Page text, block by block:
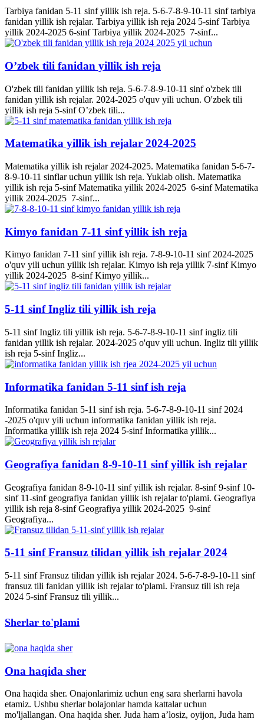
Tarbiya fanidan 5-11 sinf yillik ish reja. 5-6-7-8-9-10-11 sinf tarbiya
fanidan yillik ish rejalar. Tarbiya yillik ish reja 2024 5-sinf Tarbiya
yillik 2024-2025 6-sinf Tarbiya yillik 2024-2025 7-sinf...
O’zbek tili fanidan yillik ish reja
O'zbek tili fanidan yillik ish reja. 5-6-7-8-9-10-11 sinf o'zbek tili
fanidan yillik ish rejalar. 2024-2025 o'quv yili uchun. O'zbek tili
yillik ish reja 5-sinf O’zbek tili...
Matematika yillik ish rejalar 2024-2025
Matematika yillik ish rejalar 2024-2025. Matematika fanidan 5-6-7-
8-9-10-11 sinflar uchun yillik ish reja. Yuklab olish. Matematika
yillik ish reja 5-sinf Matematika yillik 2024-2025 6-sinf Matematika
yillik 2024-2025 7-sinf...
Kimyo fanidan 7-11 sinf yillik ish reja
Kimyo fanidan 7-11 sinf yillik ish reja. 7-8-9-10-11 sinf 2024-2025
o'quv yili uchun yillik ish rejalar. Kimyo ish reja yillik 7-sinf Kimyo
yillik 2024-2025 8-sinf Kimyo yillik...
5-11 sinf Ingliz tili yillik ish reja
5-11 sinf Ingliz tili yillik ish reja. 5-6-7-8-9-10-11 sinf ingliz tili
fanidan yillik ish rejalar. 2024-2025 o'quv yili uchun. Ingliz tili yillik
ish reja 5-sinf Ingliz...
Informatika fanidan 5-11 sinf ish reja
Informatika fanidan 5-11 sinf ish reja. 5-6-7-8-9-10-11 sinf 2024
-2025 o'quv yili uchun informatika fanidan yillik ish reja.
Informatika yillik ish reja 2024 5-sinf Informatika yillik...
Geografiya fanidan 8-9-10-11 sinf yillik ish rejalar
Geografiya fanidan 8-9-10-11 sinf yillik ish rejalar. 8-sinf 9-sinf 10-
sinf 11-sinf geografiya fanidan yillik ish rejalar to'plami. Geografiya
yillik ish reja 8-sinf Geografiya yillik 2024-2025 9-sinf
Geografiya...
5-11 sinf Fransuz tilidan yillik ish rejalar 2024
5-11 sinf Fransuz tilidan yillik ish rejalar 2024. 5-6-7-8-9-10-11 sinf
fransuz tili fanidan yillik ish rejalar to'plami. Fransuz tili ish reja
2024 5-sinf Fransuz tili yillik...
Sherlar to'plami
Ona haqida sher
Ona haqida sher. Onajonlarimiz uchun eng sara sherlarni havola
etamiz. Ushbu sherlar bolajonlar hamda kattalar uchun
mo'ljallangan. Ona haqida sher. Juda ham a’losiz, oyijon, Juda ham